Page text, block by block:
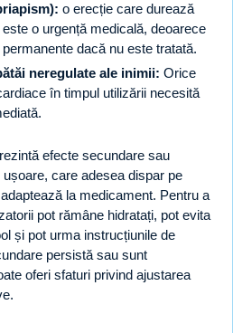
o erecție care durează
o urgență medicală, deoarece
dacă nu este tratată.
neregulate ale inimii: Orice
în timpul utilizării necesită
efecte secundare sau
care adesea dispar pe
la medicament. Pentru a
pot rămâne hidratați, pot evita
și pot urma instrucțiunile de
persistă sau sunt
oferi sfaturi privind ajustarea